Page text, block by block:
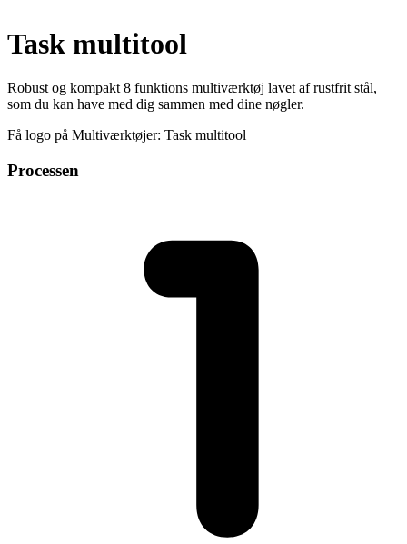
Task multitool
Robust og kompakt 8 funktions multiværktøj lavet af rustfrit stål,
som du kan have med dig sammen med dine nøgler.
Få logo på Multiværktøjer: Task multitool
Processen